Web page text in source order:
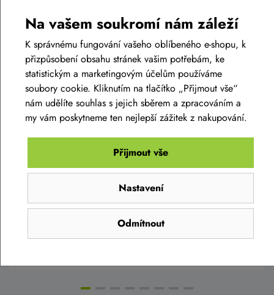
2 390 Kč
XS,S,M,L,XL,XXL,3XL
Na vašem soukromí nám záleží
K správnému fungování vašeho oblíbeného e-shopu, k
přizpůsobení obsahu stránek vašim potřebám, ke
statistickým a marketingovým účelům používáme
soubory cookie. Kliknutím na tlačítko „Přijmout vše“
nám udělíte souhlas s jejich sběrem a zpracováním a
my vám poskytneme ten nejlepší zážitek z nakupování.
Odmítnout
Nastavení
Přijmout vše